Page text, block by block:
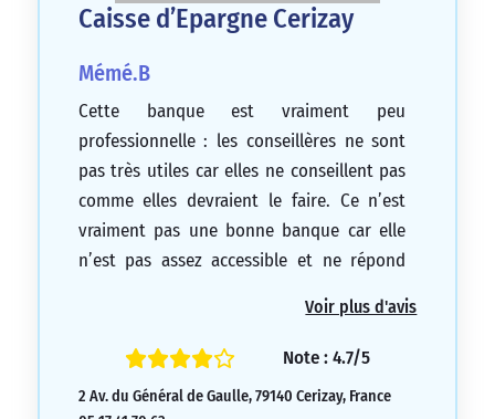
Caisse d’Epargne Cerizay
Mémé.B
Cette banque est vraiment peu
professionnelle : les conseillères ne sont
pas très utiles car elles ne conseillent pas
comme elles devraient le faire. Ce n’est
vraiment pas une bonne banque car elle
n’est pas assez accessible et ne répond
que leur manque de professionnalisme les
conduira sûrement à la fermeture et cela
Voir plus d'avis
Note : 4.7/5
2 Av. du Général de Gaulle, 79140 Cerizay, France